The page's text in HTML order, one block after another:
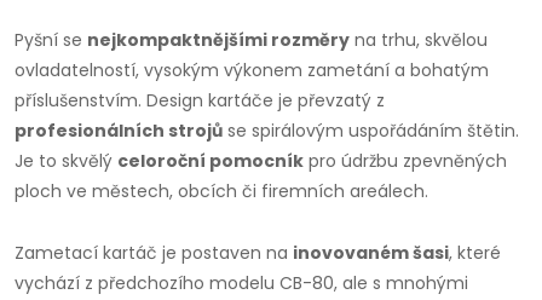
Pyšní se nejkompaktnějšími rozměry na trhu, skvělou
ovladatelností, vysokým výkonem zametání a bohatým
příslušenstvím. Design kartáče je převzatý z
profesionálních strojů se spirálovým uspořádáním štětin.
Je to skvělý celoroční pomocník pro údržbu zpevněných
ploch ve městech, obcích či firemních areálech.
Zametací kartáč je postaven na inovovaném šasi, které
vychází z předchozího modelu CB-80, ale s mnohými